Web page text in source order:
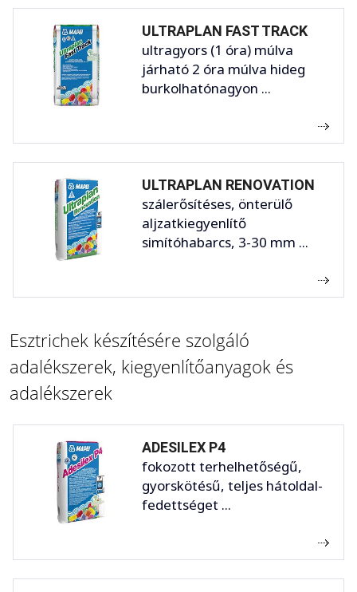
ULTRAPLAN FAST TRACK
ultragyors (1 óra) múlva
járható 2 óra múlva hideg
burkolhatónagyon ...
ULTRAPLAN RENOVATION
szálerősítéses, önterülő
aljzatkiegyenlítő
simítóhabarcs, 3-30 mm ...
Esztrichek készítésére szolgáló
adalékszerek, kiegyenlítőanyagok és
adalékszerek
ADESILEX P4
fokozott terhelhetőségű,
gyorskötésű, teljes hátoldal-
fedettséget ...